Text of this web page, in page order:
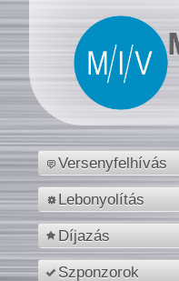
Versenyfelhívás
Lebonyolítás
Díjazás
Szponzorok